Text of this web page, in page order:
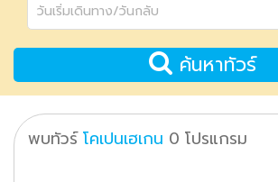
ค้นหาทัวร์
พบทัวร์โคเปนเฮเกน 0 โปรแกรม